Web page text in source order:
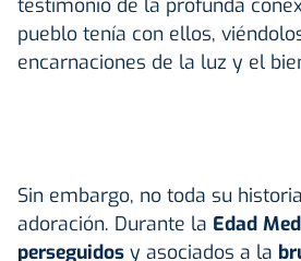
testimonio de la profunda
pueblo tenía con ellos,
encarnaciones de la luz y el
Sin embargo, no toda su
adoración. Durante la Edad
perseguidos y asociados a la